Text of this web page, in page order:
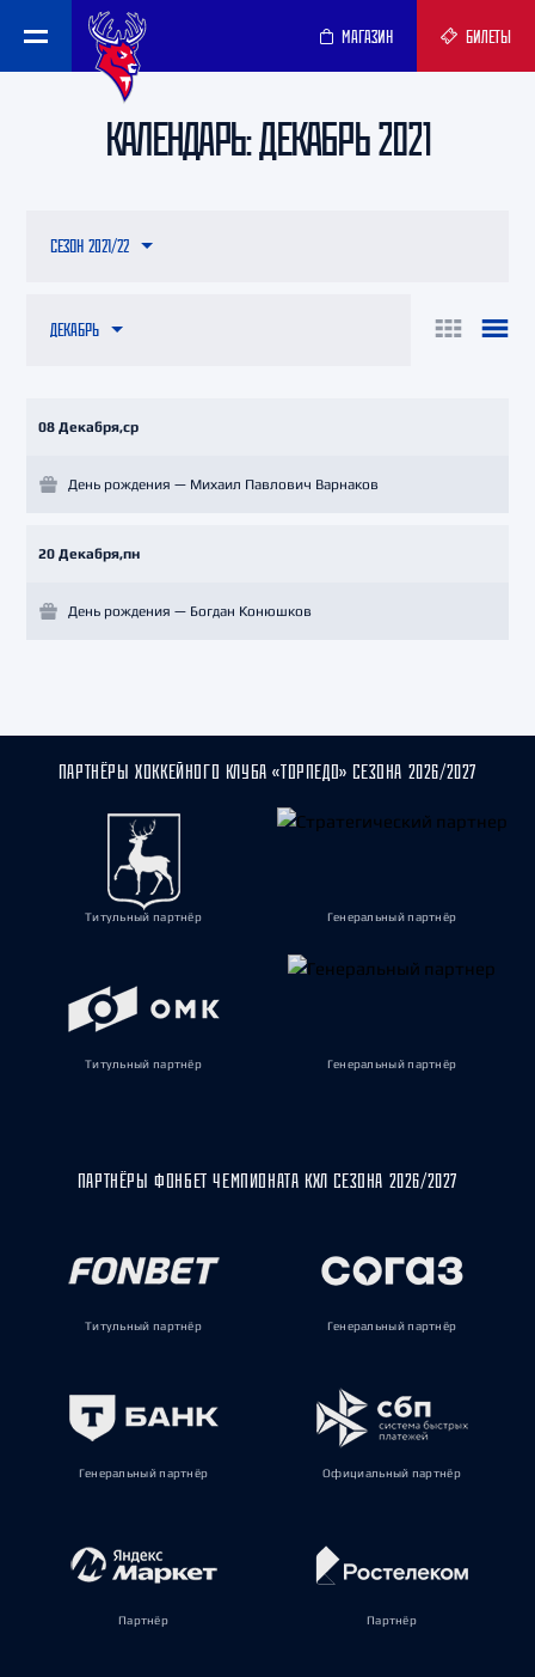
МАГАЗИН БИЛЕТЫ
КАЛЕНДАРЬ: ДЕКАБРЬ 2021
ДЕКАБРЬ
СЕЗОН 2021/22
08 Декабря,ср
День рождения — Михаил Павлович Варнаков
20 Декабря,пн
День рождения — Богдан Конюшков
ПАРТНЁРЫ ХОККЕЙНОГО КЛУБА «ТОРПЕДО» СЕЗОНА 2026/2027
Титульный партнёр Генеральный партнёр
Титульный партнёр Генеральный партнёр
ПАРТНЁРЫ ФОНБЕТ ЧЕМПИОНАТА КХЛ СЕЗОНА 2026/2027
Титульный партнёр Генеральный партнёр
Генеральный партнёр Официальный партнёр
Партнёр Партнёр